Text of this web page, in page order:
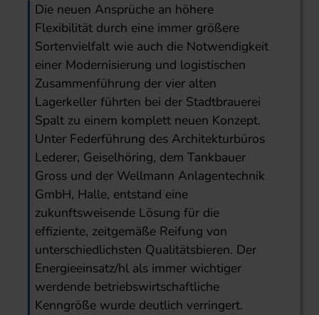
Die neuen Ansprüche an höhere
Flexibilität durch eine immer größere
Sortenvielfalt wie auch die Notwendigkeit
einer Modernisierung und logistischen
Zusammenführung der vier alten
Lagerkeller führten bei der Stadtbrauerei
Spalt zu einem komplett neuen Konzept.
Unter Federführung des Architekturbüros
Lederer, Geiselhöring, dem Tankbauer
Gross und der Wellmann Anlagentechnik
GmbH, Halle, entstand eine
zukunftsweisende Lösung für die
effiziente, zeitgemäße Reifung von
unterschiedlichsten Qualitätsbieren. Der
Energieeinsatz/hl als immer wichtiger
werdende betriebswirtschaftliche
Kenngröße wurde deutlich verringert.